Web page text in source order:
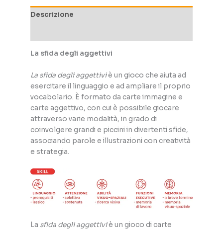
Descrizione
La sfida degli aggettivi
La sfida degli aggettiviè un gioco che aiuta ad
esercitare il linguaggio e ad ampliare il proprio
vocabolario. È formato da carte immagine e
carte aggettivo, con cui è possibile giocare
attraverso varie modalità, in grado di
coinvolgere grandi e piccini in divertenti sfide,
associando parole e illustrazioni con creatività
e strategia.
La sfida degli aggettiviè un gioco di carte